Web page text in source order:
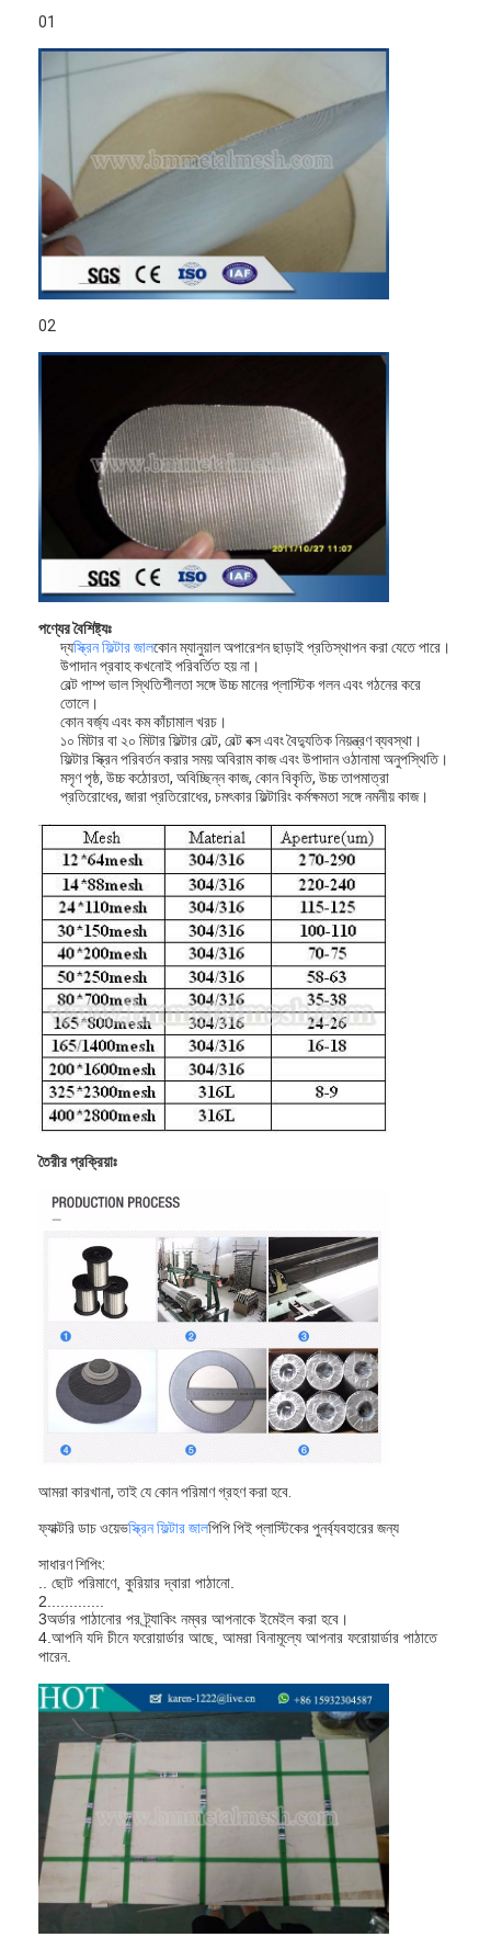
01
02
পণ্যের বৈশিষ্ট্যঃ
দ্যস্ক্রিন ফিল্টার জালকোন ম্যানুয়াল অপারেশন ছাড়াই প্রতিস্থাপন করা যেতে পারে।
উপাদান প্রবাহ কখনোই পরিবর্তিত হয় না।
বেল্ট পাম্প ভাল স্থিতিশীলতা সঙ্গে উচ্চ মানের প্লাস্টিক গলন এবং গঠনের করে
তোলে।
কোন বর্জ্য এবং কম কাঁচামাল খরচ।
১০ মিটার বা ২০ মিটার ফিল্টার বেল্ট, বেল্ট বক্স এবং বৈদ্যুতিক নিয়ন্ত্রণ ব্যবস্থা।
ফিল্টার স্ক্রিন পরিবর্তন করার সময় অবিরাম কাজ এবং উপাদান ওঠানামা অনুপস্থিতি।
মসৃণ পৃষ্ঠ, উচ্চ কঠোরতা, অবিচ্ছিন্ন কাজ, কোন বিকৃতি, উচ্চ তাপমাত্রা
প্রতিরোধের, জারা প্রতিরোধের, চমৎকার ফিল্টারিং কর্মক্ষমতা সঙ্গে নমনীয় কাজ।
তৈরীর প্রক্রিয়াঃ
আমরা কারখানা, তাই যে কোন পরিমাণ গ্রহণ করা হবে.
ফ্যাক্টরি ডাচ ওয়েভস্ক্রিন ফিল্টার জালপিপি পিই প্লাস্টিকের পুনর্ব্যবহারের জন্য
সাধারণ শিপিং:
.. ছোট পরিমাণে, কুরিয়ার দ্বারা পাঠানো.
2.............
3অর্ডার পাঠানোর পর ট্র্যাকিং নম্বর আপনাকে ইমেইল করা হবে।
4.আপনি যদি চীনে ফরোয়ার্ডার আছে, আমরা বিনামূল্যে আপনার ফরোয়ার্ডার পাঠাতে
পারেন.